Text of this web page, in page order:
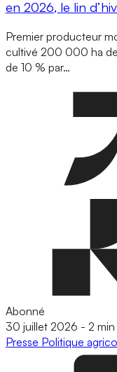
en 2026, le lin
Premier producteur
cultivé 200 000 ha
de 10 % par…
Abonné
30 juillet 2026 - 2 min
Presse Politique